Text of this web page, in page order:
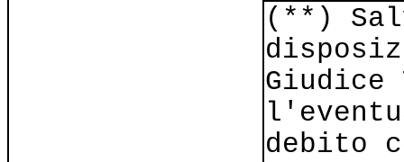
(**)
debito